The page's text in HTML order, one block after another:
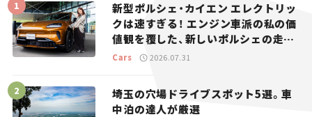
新型ポルシェ・カイエン エレクトリッ
クは速すぎる！ エンジン車派の私の価
値観を覆した、新しいポルシェの走
り。
Cars 2026.07.31
埼玉の穴場ドライブスポット5選。車
中泊の達人が厳選